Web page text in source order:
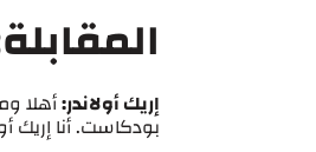
إريك أولاندر:أهلا
بودكاست. أنا